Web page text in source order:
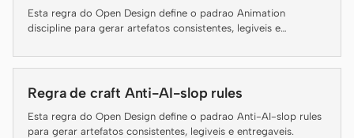
Grok Build
Kimi CLI
DeepSeek TUI
Trae CLI
Esta regra do Open Design define o padrao Animation
discipline para gerar artefatos consistentes, legiveis e
Regra de craft Anti-AI-slop rules
Esta regra do Open Design define o padrao Anti-AI-slop rules
para gerar artefatos consistentes, legiveis e entregaveis.